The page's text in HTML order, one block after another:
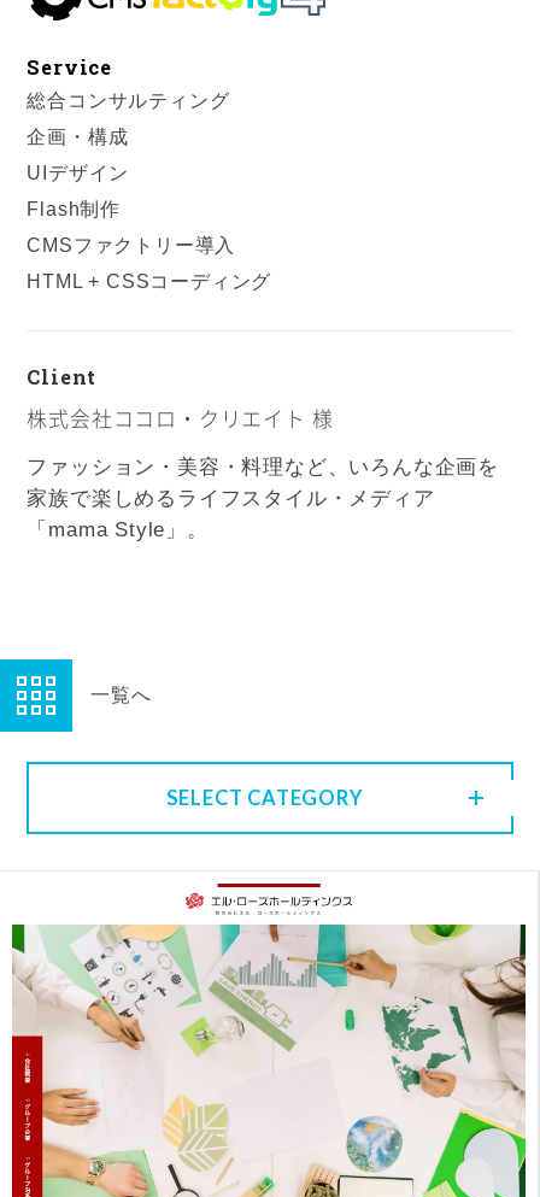
Service
総合コンサルティング
企画・構成
UIデザイン
Flash制作
CMSファクトリー導入
HTML + CSSコーディング
Client
株式会社ココロ・クリエイト 様
ファッション・美容・料理など、いろんな企画を
家族で楽しめるライフスタイル・メディア
「mama Style」。
一覧へ
SELECT CATEGORY